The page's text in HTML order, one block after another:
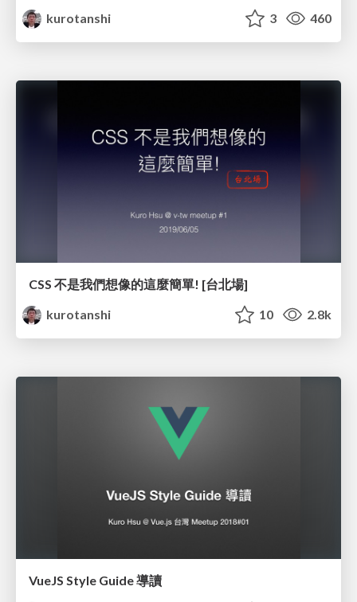
kurotanshi
3 460
CSS 不是我們想像的這麼簡單! [台北場]
kurotanshi
10 2.8k
VueJS Style Guide 導讀